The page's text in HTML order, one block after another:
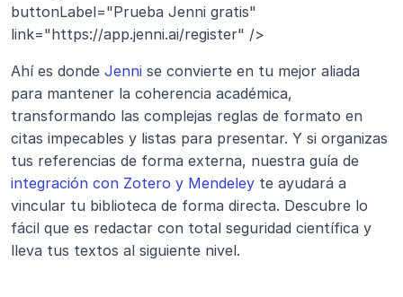
buttonLabel="Prueba Jenni gratis"
link="https://app.jenni.ai/register" />
Ahí es donde Jenni se convierte en tu mejor aliada
para mantener la coherencia académica,
transformando las complejas reglas de formato en
citas impecables y listas para presentar. Y si organizas
integración con Zotero y Mendeley te ayudará a
vincular tu biblioteca de forma directa. Descubre lo
fácil que es redactar con total seguridad científica y
lleva tus textos al siguiente nivel.